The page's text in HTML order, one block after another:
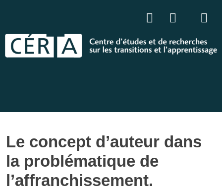
Le concept d’auteur dans
la problématique de
l’affranchissement.